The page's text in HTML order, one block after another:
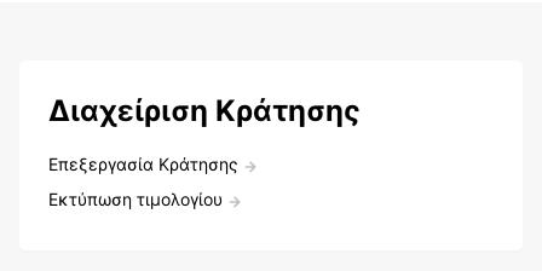
Διαχείριση Κράτησης
Επεξεργασία Κράτησης
Εκτύπωση τιμολογίου